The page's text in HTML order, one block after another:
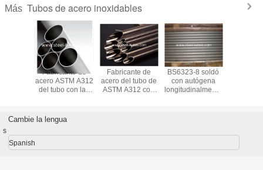
Más Tubos de acero inoxidables
del
del
Fabricante de
acero ASTM A312
del tubo con las
inoxidables
austeníticos
Fabricante de
acero del tubo de
ASTM A312 con
BS6323-8 soldó
con autógena
longitudinalmente
Cambie la lengua
s
Spanish